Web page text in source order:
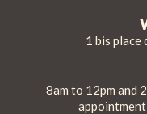
1 bis place
8am to 12pm and